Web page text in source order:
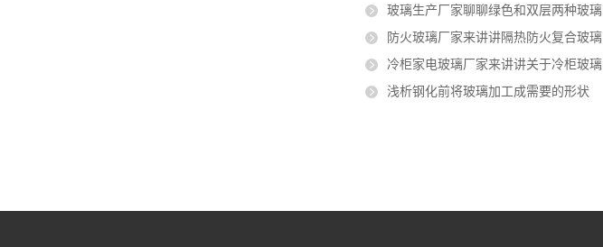
玻璃生产厂家聊聊绿色和双层两种玻璃的之间不同
防火玻璃厂家来讲讲隔热防火复合玻璃的工作原理
冷柜家电玻璃厂家来讲讲关于冷柜玻璃门的使用技巧
浅析钢化前将玻璃加工成需要的形状